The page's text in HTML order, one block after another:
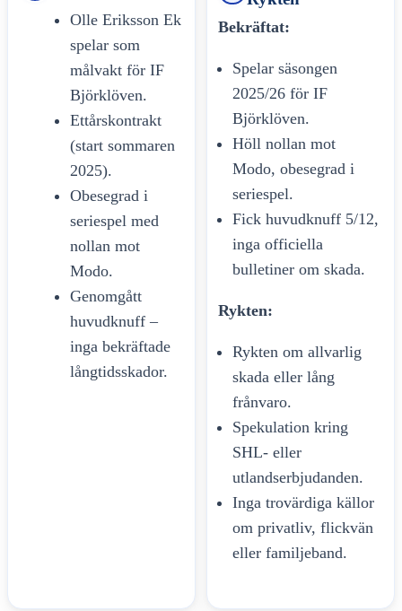
Olle Eriksson Ek
spelar som
målvakt för IF
Björklöven.
Ettårskontrakt
(start sommaren
2025).
Obesegrad i
seriespel med
nollan mot
Modo.
Genomgått
huvudknuff –
inga bekräftade
långtidsskador.
Bekräftat:
Spelar säsongen
2025/26 för IF
Björklöven.
Höll nollan mot
Modo, obesegrad i
seriespel.
Fick huvudknuff 5/12,
inga officiella
bulletiner om skada.
Rykten:
Rykten om allvarlig
skada eller lång
frånvaro.
Spekulation kring
SHL- eller
utlandserbjudanden.
Inga trovärdiga källor
om privatliv, flickvän
eller familjeband.